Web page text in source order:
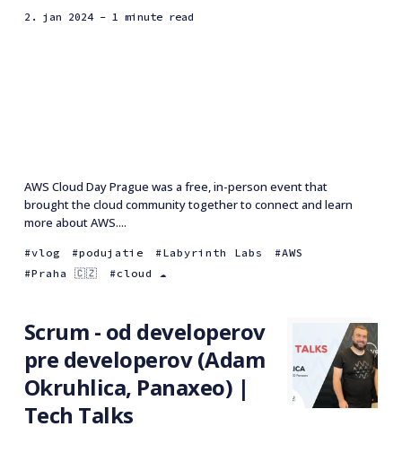
2. jan 2024- 1 minute read
AWS Cloud Day Prague was a free, in-person event that
brought the cloud community together to connect and learn
more about AWS....
vlog podujatie Labyrinth Labs
AWS
Praha 🇨🇿
cloud ☁️
Scrum - od developerov
pre developerov (Adam
Okruhlica, Panaxeo) |
Tech Talks